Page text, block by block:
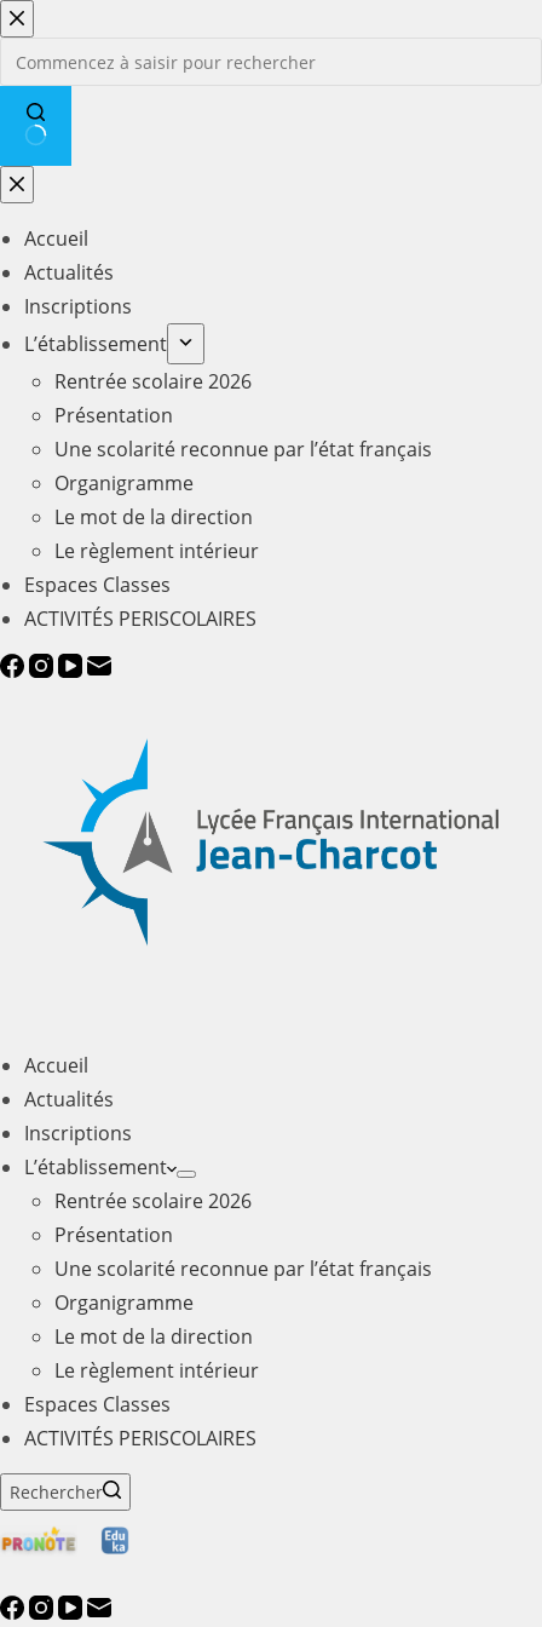
Passer
au
contenu
Aucun
résultat
Accueil
Actualités
Inscriptions
L’établissement
Rentrée scolaire 2026
Présentation
Une scolarité reconnue par l’état français
Organigramme
Le mot de la direction
Le règlement intérieur
Espaces Classes
ACTIVITÉS PERISCOLAIRES
Accueil
Actualités
Inscriptions
L’établissement
Rentrée scolaire 2026
Présentation
Une scolarité reconnue par l’état français
Organigramme
Le mot de la direction
Le règlement intérieur
Espaces Classes
ACTIVITÉS PERISCOLAIRES
Rechercher